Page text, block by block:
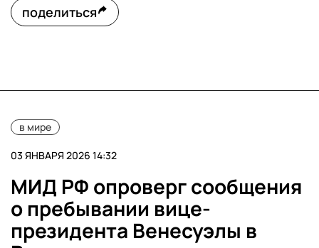
поделиться
в мире
03 ЯНВАРЯ 2026 14:32
МИД РФ опроверг сообщения
о пребывании вице-
президента Венесуэлы в